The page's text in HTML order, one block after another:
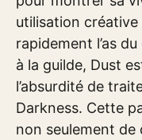
utilisation
rapidement l’as
à la guilde, Dust
l’absurdité de
Darkness. Cette
non seulement de